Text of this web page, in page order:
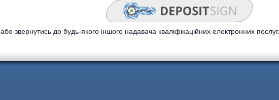
або звернутись до будь-якого іншого надавача кваліфікаційних електронних послуг.